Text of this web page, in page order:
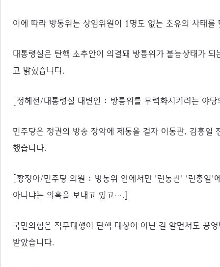
이에 따라 방통위는 상임위원이 1명도 없는 초유의 사태를
대통령실은 탄핵 소추안이 의결돼 방통위가 불능상태가
고 밝혔습니다.
[정혜전/대통령실 대변인 : 방통위를 무력화시키려는 야
민주당은 정권의 방송 장악에 제동을 걸자 이동관, 김홍일
했습니다.
[황정아/민주당 의원 : 방통위 안에서만 '런동관' '런홍일'
아니냐는 의혹을 보내고 있고….]
국민의힘은 직무대행이 탄핵 대상이 아닌 걸 알면서도 공
받았습니다.